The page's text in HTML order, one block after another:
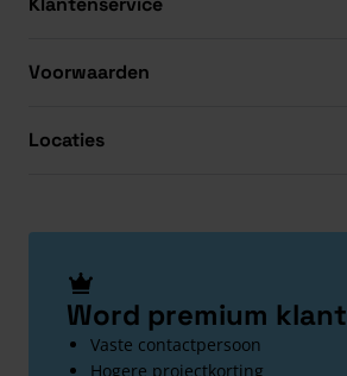
Voorwaarden
Locaties
Word premium klant
Vaste contactpersoon
Hogere projectkorting